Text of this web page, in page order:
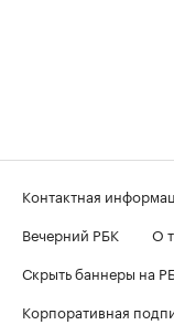
Контактная
Вечерний РБК
О
Скрыть баннеры на
Корпоративная